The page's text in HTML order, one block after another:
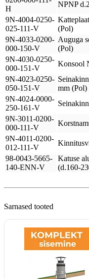
H
NPNP
9N-4004-0250-
025-111-V
(Pol)
9N-4033-0200-
000-150-V
Auguga
(Pol)
9N-4030-0250-
000-151-V
Konsool
9N-4023-0250-
050-151-V
mm (Pol)
9N-4024-0000-
250-161-V
9N-3011-0200-
000-111-V
9N-4011-0200-
012-111-V
98-0043-5665-
140-ENN-V
Katuse
(d.160-
Sarnased tooted